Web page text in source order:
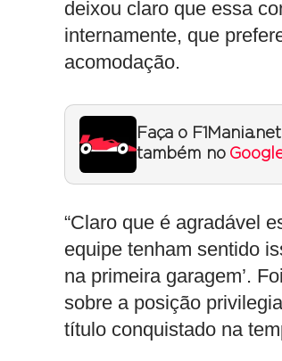
deixou claro que essa
internamente, que
acomodação.
Faça o
também no
“Claro que é agradável
equipe tenham sentido
na primeira garagem’.
sobre a posição
título conquistado na